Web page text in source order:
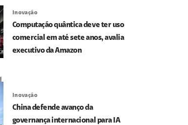
Inovação
Computação quântica deve ter uso
comercial em até sete anos, avalia
executivo da Amazon
Inovação
China defende avanço da
governança internacional para IA